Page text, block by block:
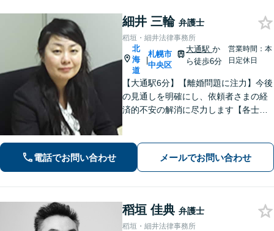
細井 三輪 弁護士
稻垣・細井法律事務所
北
海
道
|
札幌市
中央区
大通駅 か
ら徒歩6分
営業時間：本
日定休日
【大通駅6分】【離婚問題に注力】今後
の見通しを明確にし、依頼者さまの経
済的不安の解消に尽力します【各士業
電話でお問い合わせ メールでお問い合わせ
稻垣 佳典 弁護士
稻垣・細井法律事務所